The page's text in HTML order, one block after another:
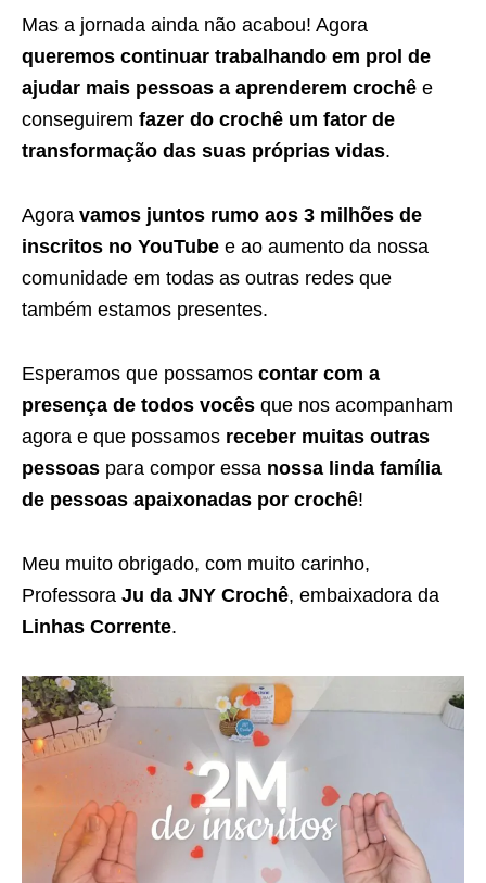
Mas a jornada ainda não acabou! Agora
queremos continuar trabalhando em prol de
ajudar mais pessoas a aprenderem crochê e
conseguirem fazer do crochê um fator de
transformação das suas próprias vidas.
Agora vamos juntos rumo aos 3 milhões de
inscritos no YouTube e ao aumento da nossa
comunidade em todas as outras redes que
também estamos presentes.
Esperamos que possamos contar com a
presença de todos vocês que nos acompanham
agora e que possamos receber muitas outras
pessoas para compor essa nossa linda família
de pessoas apaixonadas por crochê!
Meu muito obrigado, com muito carinho,
Professora Ju da JNY Crochê, embaixadora da
Linhas Corrente.